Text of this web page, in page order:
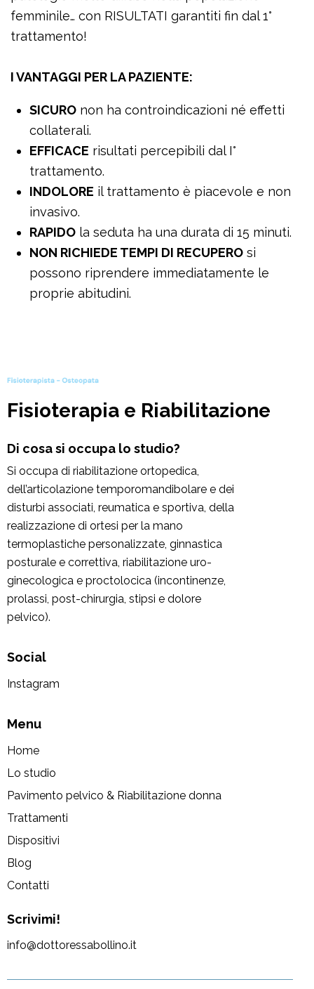
femminile… con RISULTATI garantiti fin dal 1°
trattamento!
I VANTAGGI PER LA PAZIENTE:
SICURO non ha controindicazioni né effetti
collaterali.
EFFICACE risultati percepibili dal I°
trattamento.
INDOLORE il trattamento è piacevole e non
invasivo.
RAPIDO la seduta ha una durata di 15 minuti.
NON RICHIEDE TEMPI DI RECUPERO si
possono riprendere immediatamente le
proprie abitudini.
Fisioterapia e Riabilitazione
Di cosa si occupa lo studio?
Si occupa di riabilitazione ortopedica,
dell’articolazione temporomandibolare e dei
disturbi associati, reumatica e sportiva, della
realizzazione di ortesi per la mano
termoplastiche personalizzate, ginnastica
posturale e correttiva, riabilitazione uro-
ginecologica e proctolocica (incontinenze,
prolassi, post-chirurgia, stipsi e dolore
pelvico).
Social
Instagram
Menu
Home
Lo studio
Pavimento pelvico & Riabilitazione donna
Trattamenti
Dispositivi
Blog
Contatti
Scrivimi!
info@dottoressabollino.it